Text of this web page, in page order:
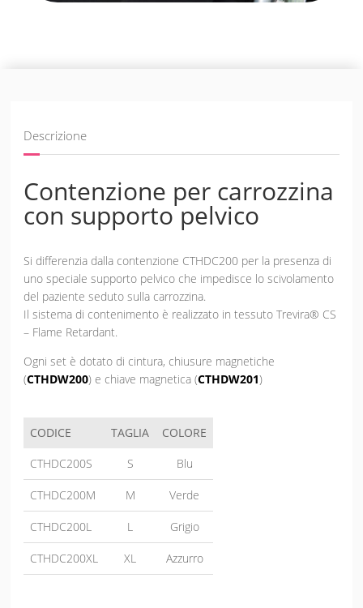
Descrizione
Contenzione per carrozzina
con supporto pelvico
Si differenzia dalla contenzione CTHDC200 per la presenza di
uno speciale supporto pelvico che impedisce lo scivolamento
del paziente seduto sulla carrozzina.
Il sistema di contenimento è realizzato in tessuto Trevira® CS
– Flame Retardant.
Ogni set è dotato di cintura, chiusure magnetiche
(CTHDW200) e chiave magnetica (CTHDW201)
CODICE TAGLIA
COLORE
CTHDC200S
S Blu
CTHDC200M M Verde
CTHDC200L L Grigio
CTHDC200XL XL Azzurro